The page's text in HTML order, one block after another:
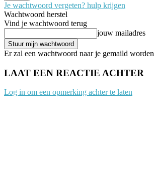
Je wachtwoord vergeten? hulp krijgen
Wachtwoord herstel
Vind je wachtwoord terug
jouw mailadres
Er zal een wachtwoord naar je gemaild worden
LAAT EEN REACTIE ACHTER
Log in om een opmerking achter te laten